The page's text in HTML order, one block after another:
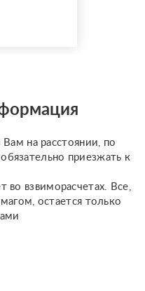
???...
на расстоянии, по
приезжать к
во взвиморасчетах. Все,
остается только